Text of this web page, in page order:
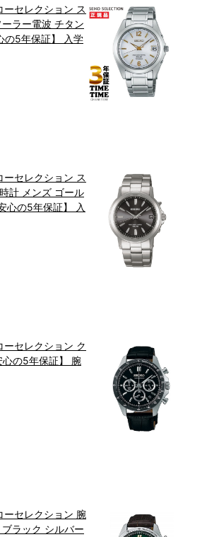
ーセレクション ス
ラー電波 チタン
の5年保証】 入学
ーセレクション ス
計 メンズ ゴール
心の5年保証】 入
ーセレクション ク
心の5年保証】 腕
ーセレクション 腕
ラック シルバー